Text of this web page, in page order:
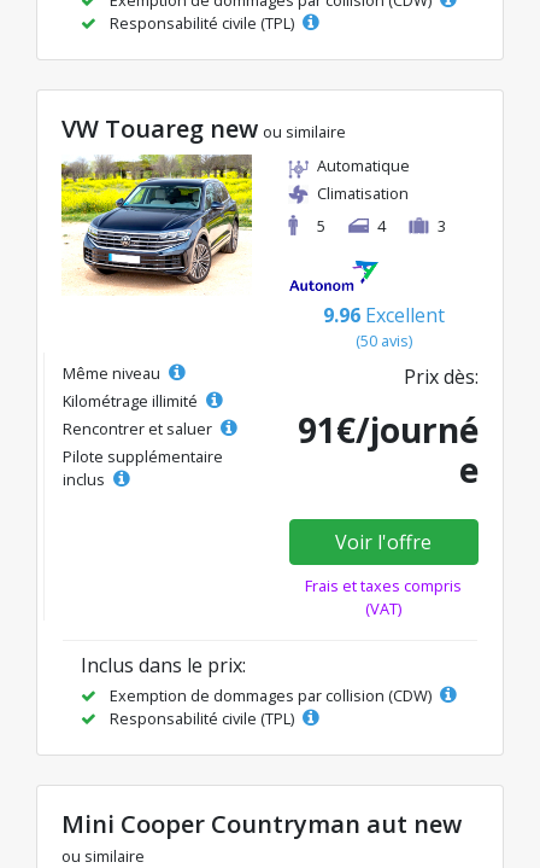
Responsabilité civile (TPL)
VW Touareg new ou similaire
Automatique
Climatisation
5
4 3
9.96 Excellent
(50 avis)
Même niveau
Kilométrage illimité
Rencontrer et saluer
Pilote supplémentaire
inclus
Prix dès:
91€/journé
e
Voir l'offre
Frais et taxes compris
(VAT)
Inclus dans le prix:
Exemption de dommages par collision (CDW)
Responsabilité civile (TPL)
Mini Cooper Countryman aut new
ou similaire